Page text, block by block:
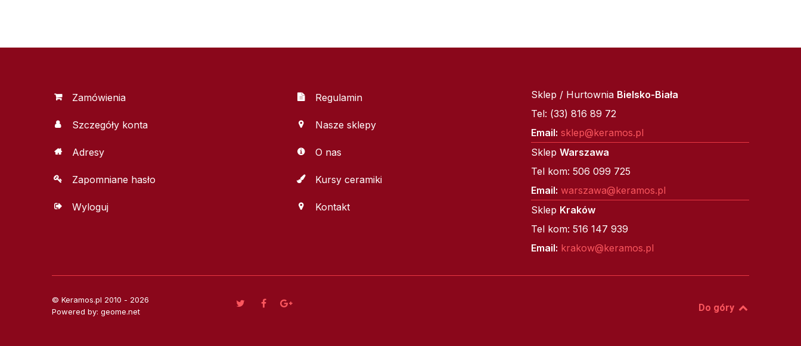
Zamówienia
Szczegóły konta
Adresy
Zapomniane hasło
Wyloguj
Regulamin
Nasze sklepy
O nas
Kursy ceramiki
Kontakt
Sklep / Hurtownia Bielsko-Biała
Tel: (33) 816 89 72
Email: sklep@keramos.pl
Sklep Warszawa
Tel kom: 506 099 725
Email: warszawa@keramos.pl
Sklep Kraków
Tel kom: 516 147 939
Email: krakow@keramos.pl
© Keramos.pl 2010 - 2026
Powered by: geome.net
Do góry